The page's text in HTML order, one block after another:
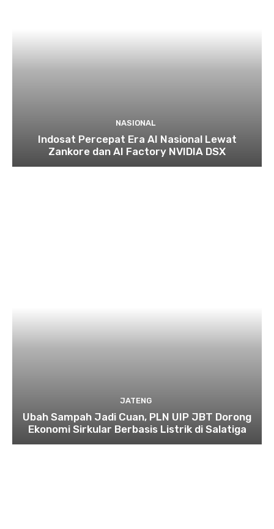
NASIONAL
Indosat Percepat Era AI Nasional Lewat
Zankore dan AI Factory NVIDIA DSX
JATENG
Ubah Sampah Jadi Cuan, PLN UIP JBT Dorong
Ekonomi Sirkular Berbasis Listrik di Salatiga